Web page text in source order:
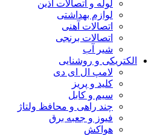
لوله و اتصالات آذین
لوازم بهداشتی
اتصالات آهنی
اتصالات برنجی
شیر آب
الکتریکی و روشنایی
لامپ ال ای دی
کلید و پریز
سیم و کابل
چند راهی و محافظ ولتاژ
فیوز و جعبه برق
هواکش